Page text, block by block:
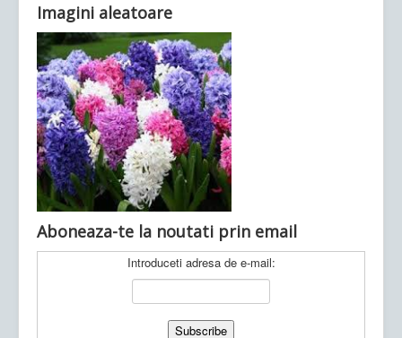
Ultimele articole: Vi, 04.11.2022 -
Județean Mehedinți
Imagini aleatoare
Aboneaza-te la noutati prin email
Introduceti adresa de e-mail: